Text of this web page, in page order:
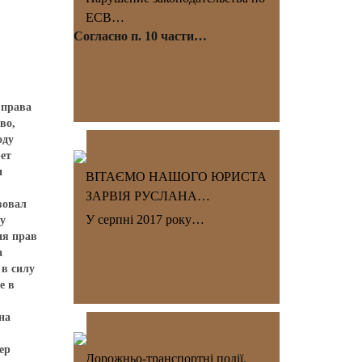
В Шотландии при присуждении пожизненного заключения судья обязан установить минимальный срок, несмотря на вероятность того, что такой период будет превышать остаток природной жизни заключенного. Александр Олейник3. Нарушение прав на свободу и личную неприкосновенность (статья 5 Конвенции).В решениях Суда по делам «Харченко против Украины» (заявление № 40107/02), которое получило статус окончательного 10.05.2011, «Чанев против Украины
ЕСВ…
Согласно п. 10 части…
ВІТАЄМО НАШОГО ЮРИСТА
ЗАРВІЯ РУСЛАНА…
У серпні 2017 року…
Дорожньо-транспортні події.